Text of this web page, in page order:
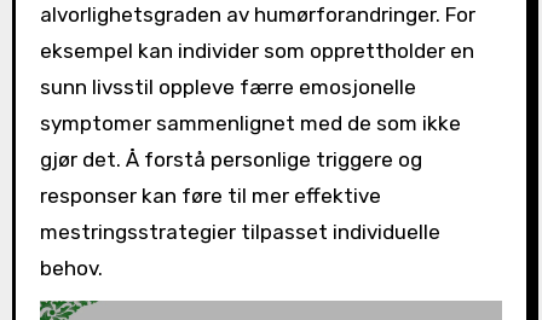
alvorlighetsgraden av humørforandringer. For
eksempel kan individer som opprettholder en
sunn livsstil oppleve færre emosjonelle
symptomer sammenlignet med de som ikke
gjør det. Å forstå personlige triggere og
responser kan føre til mer effektive
mestringsstrategier tilpasset individuelle
behov.